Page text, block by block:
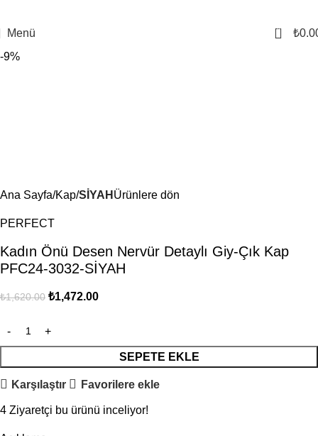
Menü 0 ₺
-9%
Ana Sayfa Kap SİYAH Ürünlere dön
PERFECT
Kadın Önü Desen Nervür Detaylı Giy-Çık Kap
PFC24-3032-SİYAH
₺1,620.00 ₺1,472.00
SEPETE EKLE
Karşılaştır Favorilere ekle
4 Ziyaretçi bu ürünü inceliyor!